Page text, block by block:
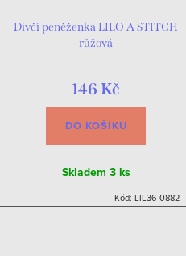
Dívčí peněženka LILO A STITCH
růžová
146 Kč
DO KOŠÍKU
Skladem 3 ks
Kód: LIL36-0882